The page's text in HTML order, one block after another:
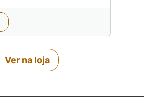
Ver na loja